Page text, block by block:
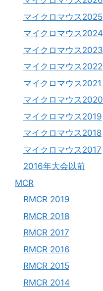
マイクロマウス2025
マイクロマウス2024
マイクロマウス2023
マイクロマウス2022
マイクロマウス2021
マイクロマウス2020
マイクロマウス2019
マイクロマウス2018
マイクロマウス2017
2016年大会以前
MCR
RMCR 2019
RMCR 2018
RMCR 2017
RMCR 2016
RMCR 2015
RMCR 2014